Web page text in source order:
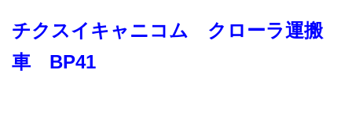
チクスイキャニコム クローラ運搬
車 BP41